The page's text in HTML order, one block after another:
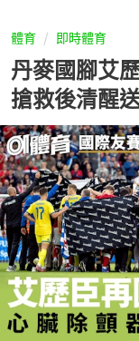
體育 即時體育
丹麥國腳艾
搶救後清醒